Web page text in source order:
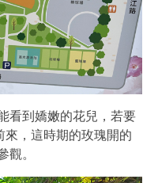
看到嬌嫩的花兒，若要
，這時期的玫瑰開的
觀。